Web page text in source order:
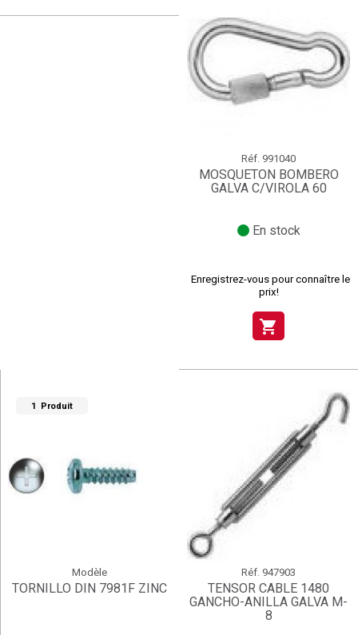
Réf. 991040
MOSQUETON BOMBERO
GALVA C/VIROLA 60
En stock
Enregistrez-vous pour connaître le
prix!
shopping_cart
1 Produit
Modèle
TORNILLO DIN 7981F ZINC
Réf. 947903
TENSOR CABLE 1480
GANCHO-ANILLA GALVA M-
8